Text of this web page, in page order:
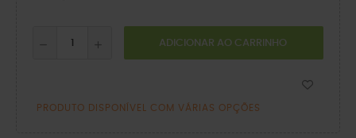
ADICIONAR AO CARRINHO
PRODUTO DISPONÍVEL COM VÁRIAS OPÇÕES